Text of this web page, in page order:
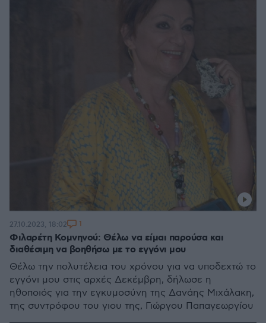
Φιλαρέτη Κομνηνού: Θέλω να είμαι παρούσα και
διαθέσιμη να βοηθήσω με το εγγόνι μου
Θέλω την πολυτέλεια του χρόνου για να υποδεχτώ το
εγγόνι μου στις αρχές Δεκέμβρη, δήλωσε η
ηθοποιός για την εγκυμοσύνη της Δανάης Μιχάλακη,
της συντρόφου του γιου της, Γιώργου Παπαγεωργίου
27.10.2023, 18:02 1